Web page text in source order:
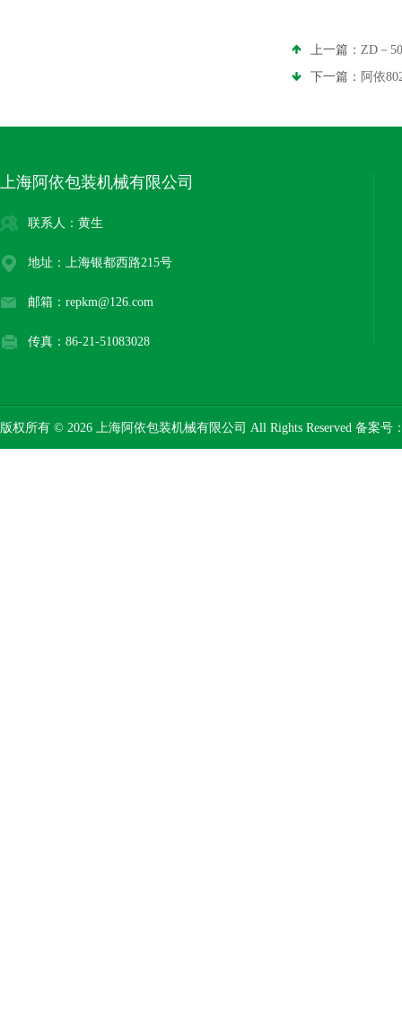
上一篇： ZD－
下一篇： 阿依
上海阿依包装机械有限公司
联系人：黄生
地址：上海银都西路215号
邮箱：repkm@126.com
传真：86-21-51083028
版权所有 © 2026 上海阿依包装机械有限公司 All Rights Reserved 备案号